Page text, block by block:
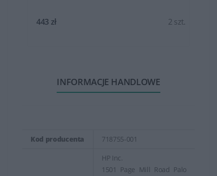
443 zł 2 szt.
INFORMACJE HANDLOWE
Kod producenta 718755-001
HP Inc.
1501 Page Mill Road Palo